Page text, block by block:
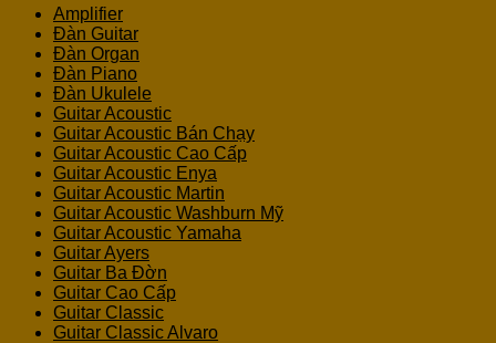
Amplifier
Đàn Guitar
Đàn Organ
Đàn Piano
Đàn Ukulele
Guitar Acoustic
Guitar Acoustic Bán Chạy
Guitar Acoustic Cao Cấp
Guitar Acoustic Enya
Guitar Acoustic Martin
Guitar Acoustic Washburn Mỹ
Guitar Acoustic Yamaha
Guitar Ayers
Guitar Ba Đờn
Guitar Cao Cấp
Guitar Classic
Guitar Classic Alvaro